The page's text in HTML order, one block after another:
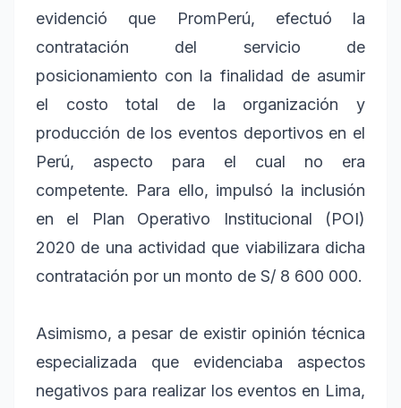
evidenció que PromPerú, efectuó la
contratación del servicio de
posicionamiento con la finalidad de asumir
el costo total de la organización y
producción de los eventos deportivos en el
Perú, aspecto para el cual no era
competente. Para ello, impulsó la inclusión
en el Plan Operativo Institucional (POI)
2020 de una actividad que viabilizara dicha
contratación por un monto de S/ 8 600 000.
Asimismo, a pesar de existir opinión técnica
especializada que evidenciaba aspectos
negativos para realizar los eventos en Lima,